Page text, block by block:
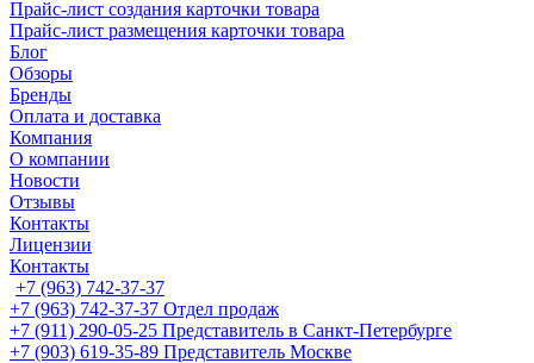
Прайс-лист создания карточки товара
Прайс-лист размещения карточки товара
Блог
Обзоры
Бренды
Оплата и доставка
Компания
О компании
Новости
Отзывы
Контакты
Лицензии
Контакты
+7 (963) 742-37-37
+7 (963) 742-37-37 Отдел продаж
+7 (911) 290-05-25 Представитель в Санкт-Петербурге
+7 (903) 619-35-89 Представитель Москве